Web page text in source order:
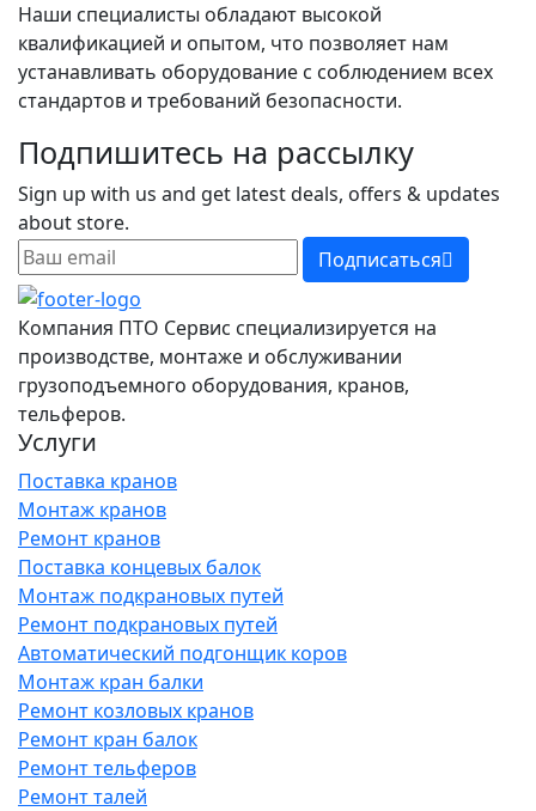
Наши специалисты обладают высокой
квалификацией и опытом, что позволяет нам
устанавливать оборудование с соблюдением всех
стандартов и требований безопасности.
Подпишитесь на рассылку
Sign up with us and get latest deals, offers & updates
about store.
Подписаться
Компания ПТО Сервис специализируется на
производстве, монтаже и обслуживании
грузоподъемного оборудования, кранов,
тельферов.
Услуги
Поставка кранов
Монтаж кранов
Ремонт кранов
Поставка концевых балок
Монтаж подкрановых путей
Ремонт подкрановых путей
Автоматический подгонщик коров
Монтаж кран балки
Ремонт козловых кранов
Ремонт кран балок
Ремонт тельферов
Ремонт талей